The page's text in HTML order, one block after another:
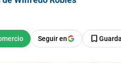
Seguir en